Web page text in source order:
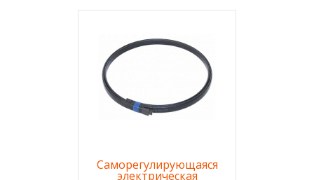
Саморегулирующаяся
электрическая